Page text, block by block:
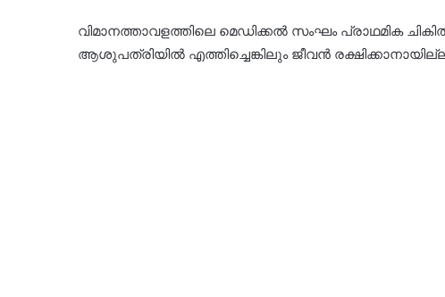
വിമാനത്താവളത്തിലെ മെഡിക്കൽ സംഘം പ്രാഥമിക
ആശുപത്രിയിൽ എത്തിച്ചെങ്കിലും ജീവൻ